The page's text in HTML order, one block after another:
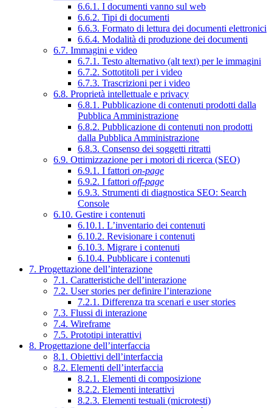
6.6.1. I documenti vanno sul web
6.6.2. Tipi di documenti
6.6.3. Formato di lettura dei documenti elettronici
6.6.4. Modalità di produzione dei documenti
6.7. Immagini e video
6.7.1. Testo alternativo (alt text) per le immagini
6.7.2. Sottotitoli per i video
6.7.3. Trascrizioni per i video
6.8. Proprietà intellettuale e privacy
6.8.1. Pubblicazione di contenuti prodotti dalla
Pubblica Amministrazione
6.8.2. Pubblicazione di contenuti non prodotti
dalla Pubblica Amministrazione
6.8.3. Consenso dei soggetti ritratti
6.9. Ottimizzazione per i motori di ricerca (SEO)
6.9.1. I fattori on-page
6.9.2. I fattori off-page
6.9.3. Strumenti di diagnostica SEO: Search
Console
6.10. Gestire i contenuti
6.10.1. L’inventario dei contenuti
6.10.2. Revisionare i contenuti
6.10.3. Migrare i contenuti
6.10.4. Pubblicare i contenuti
7. Progettazione dell’interazione
7.1. Caratteristiche dell’interazione
7.2. User stories per definire l’interazione
7.2.1. Differenza tra scenari e user stories
7.3. Flussi di interazione
7.4. Wireframe
7.5. Prototipi interattivi
8. Progettazione dell’interfaccia
8.1. Obiettivi dell’interfaccia
8.2. Elementi dell’interfaccia
8.2.1. Elementi di composizione
8.2.2. Elementi interattivi
8.2.3. Elementi testuali (microtesti)